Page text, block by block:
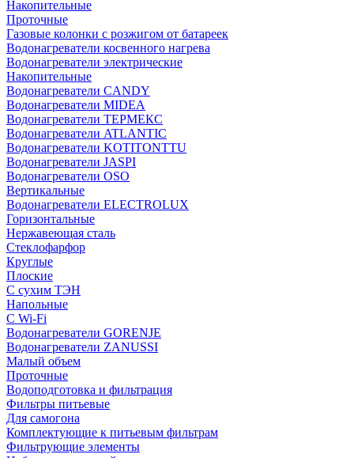
Накопительные
Проточные
Газовые колонки с розжигом от батареек
Водонагреватели косвенного нагрева
Водонагреватели электрические
Накопительные
Водонагреватели CANDY
Водонагреватели MIDEA
Водонагреватели ТЕРМЕКС
Водонагреватели ATLANTIC
Водонагреватели KOTITONTTU
Водонагреватели JASPI
Водонагреватели OSO
Вертикальные
Водонагреватели ELECTROLUX
Горизонтальные
Нержавеющая сталь
Стеклофарфор
Круглые
Плоские
С сухим ТЭН
Напольные
С Wi-Fi
Водонагреватели GORENJE
Водонагреватели ZANUSSI
Малый объем
Проточные
Водоподготовка и фильтрация
Фильтры питьевые
Для самогона
Комплектующие к питьевым фильтрам
Фильтрующие элементы